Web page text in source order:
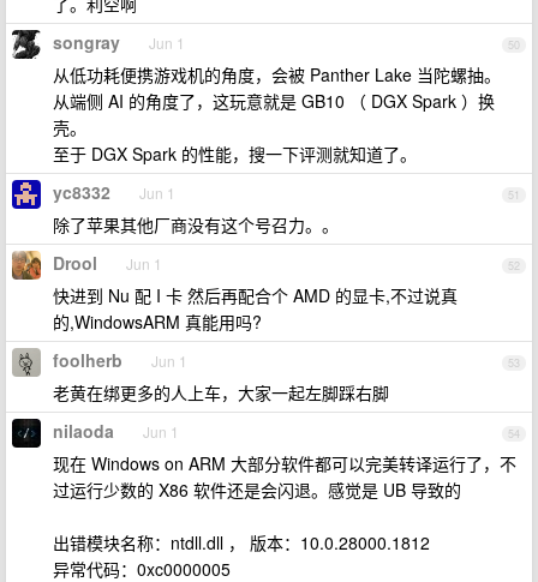
50
songray Jun 1
从低功耗便携游戏机的角度，会被 Panther Lake 当陀螺抽。
从端侧 AI 的角度了，这玩意就是 GB10 （ DGX Spark ）换
壳。
至于 DGX Spark 的性能，搜一下评测就知道了。
51
yc8332 Jun 1
除了苹果其他厂商没有这个号召力。。
52
Drool Jun 1
快进到 Nu 配 I 卡 然后再配合个 AMD 的显卡,不过说真
的,WindowsARM 真能用吗?
53
foolherb Jun 1
老黄在绑更多的人上车，大家一起左脚踩右脚
54
nilaoda Jun 1
现在 Windows on ARM 大部分软件都可以完美转译运行了，不
过运行少数的 X86 软件还是会闪退。感觉是 UB 导致的
出错模块名称：ntdll.dll ， 版本：10.0.28000.1812
异常代码：0xc0000005